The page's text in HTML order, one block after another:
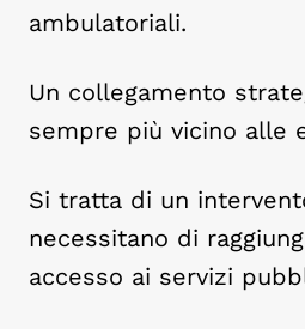
ambulatoriali.
Un collegamento
sempre più vicino alle
Si tratta di un
necessitano di
accesso ai servizi